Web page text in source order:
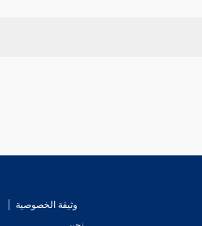
وثيقة الخصوصية